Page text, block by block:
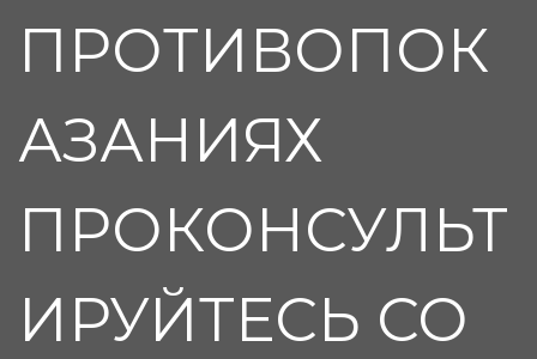
ПРОТИВОПОК
АЗАНИЯХ
ПРОКОНСУЛЬТ
ИРУЙТЕСЬ СО